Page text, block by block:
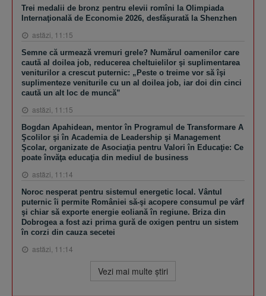
Trei medalii de bronz pentru elevii romîni la Olimpiada
Internaţională de Economie 2026, desfăşurată la Shenzhen
astăzi, 11:15
Semne că urmează vremuri grele? Numărul oamenilor care
caută al doilea job, reducerea cheltuielilor şi suplimentarea
veniturilor a crescut puternic: „Peste o treime vor să îşi
suplimenteze veniturile cu un al doilea job, iar doi din cinci
caută un alt loc de muncă”
astăzi, 11:15
Bogdan Apahidean, mentor în Programul de Transformare A
Şcolilor şi în Academia de Leadership şi Management
Şcolar, organizate de Asociaţia pentru Valori în Educaţie: Ce
poate învăţa educaţia din mediul de business
astăzi, 11:14
Noroc nesperat pentru sistemul energetic local. Vântul
puternic îi permite României să-şi acopere consumul pe vârf
şi chiar să exporte energie eoliană în regiune. Briza din
Dobrogea a fost azi prima gură de oxigen pentru un sistem
în corzi din cauza secetei
astăzi, 11:14
Vezi mai multe ştiri